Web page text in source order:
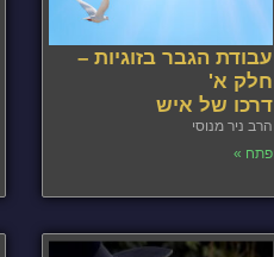
עבודת הגבר בזוגיות –
חלק א'
דרכו של איש
הרב ניר מנוסי
פתח »